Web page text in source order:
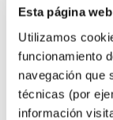
Esta página
Utilizamos
funcionamiento
navegación que
técnicas (por
información
OFERTA
,OFF‑SITE
OFF‑SITE Y
PANELES Y
PASSIVHAUS